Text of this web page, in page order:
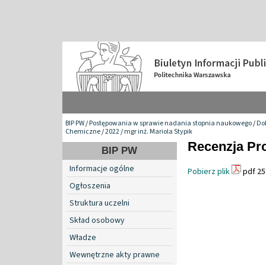
BIP PW/Postępowania w sprawie nadania stopnia naukowego/
Chemiczne/2022/mgr inż. Mariola Stypik
BIP PW
Informacje ogólne
Ogłoszenia
Struktura uczelni
Skład osobowy
Władze
Wewnętrzne akty prawne
Recenzja
Pobierz plik pdf